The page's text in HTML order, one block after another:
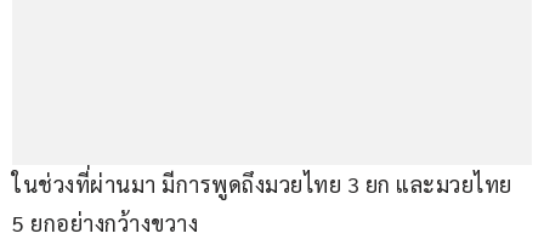
ในช่วงที่ผ่านมา มีการพูดถึงมวยไทย 3 ยก และมวยไทย
5 ยกอย่างกว้างขวาง